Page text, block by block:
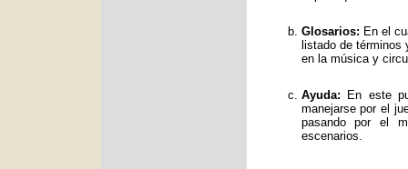
Glosarios: En el
listado de
en la música y
Ayuda: En este
manejarse por el
pasando por el
escenarios.